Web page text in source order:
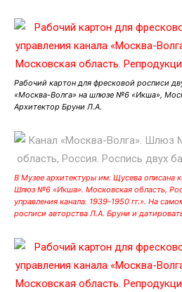
Рабочий картон для фресковой росписи
«Москва-Волга» на шлюзе №6 «Икша»,
Архитектор Бруни Л.А.
В Музее архитектуры им. Щусева описана
Шлюз №6 «Икша». Московская область,
управления канала. 1939-1950 гг.». На
росписи авторства Л.А. Бруни и